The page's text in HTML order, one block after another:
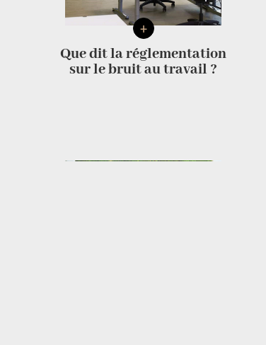
+
Que dit la réglementation
sur le bruit au travail ?